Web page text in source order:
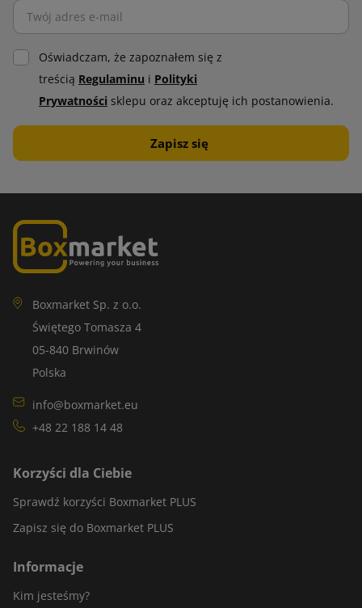
Oświadczam, że zapoznałem się z
treścią Regulaminu i Polityki
Prywatności sklepu oraz akceptuję ich postanowienia.
Boxmarket Sp. z o.o.
Świętego Tomasza 4
05-840 Brwinów
Polska
info@boxmarket.eu
+48 22 188 14 48
Korzyści dla Ciebie
Sprawdź korzyści Boxmarket PLUS
Zapisz się do Boxmarket PLUS
Informacje
Kim jesteśmy?